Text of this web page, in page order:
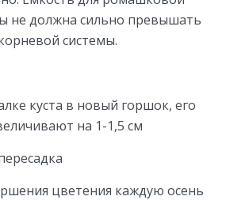
не должна сильно превышать
системы.
куста в новый горшок, его
на 1-1,5 см
цветения каждую осень